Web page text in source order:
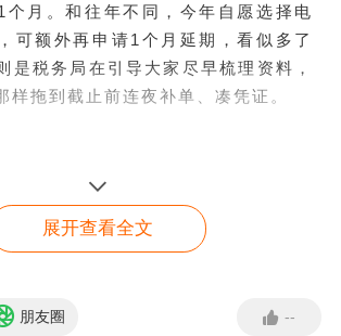
个月。和往年不同，今年自愿选择电
可额外再申请1个月延期，看似多了
是税务局在引导大家尽早梳理资料，
样拖到截止前连夜补单、凑凭证。
蒙混过关，今年这套思路行不通了。
，税务代表办理报税延期、客户资料
则上必须通过TRP税务代表线上端口
人工兜底的空间越来越小，临时抱佛
找不到你所需的内容？在
展开查看全文
朋友圈 --